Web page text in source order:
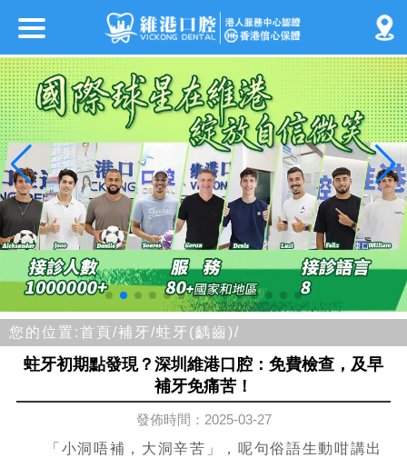
您的位置:首頁/補牙/蛀牙(齲齒)/
蛀牙初期點發現？深圳維港口腔：免費檢查，及早
補牙免痛苦！
發佈時間：2025-03-27
「小洞唔補，大洞辛苦」，呢句俗語生動咁講出